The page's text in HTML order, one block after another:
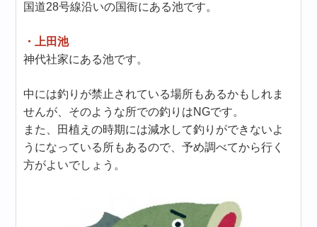
国道28号線沿いの国衙にある池です。
・上田池
神代社家にある池です。
中には釣りが禁止されている場所もあるかもしれま
せんが、そのような所での釣りはNGです。
また、田植えの時期には減水して釣りができないよ
うになっている所もあるので、予め調べてから行く
方がよいでしょう。